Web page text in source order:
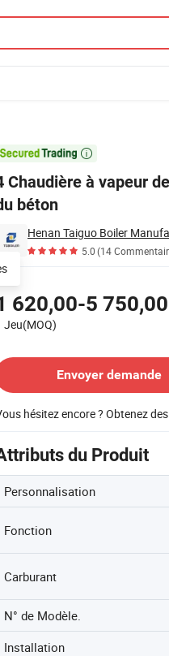

Chaudière à vapeur
béton
Henan Taiguo Boiler
5.0(14
620,00-5
Jeu(MOQ)
Envoyer demande
hésitez encore ? Obtenez
du Produit
Personnalisation
Fonction
Carburant
N° de Modèle.
Installation